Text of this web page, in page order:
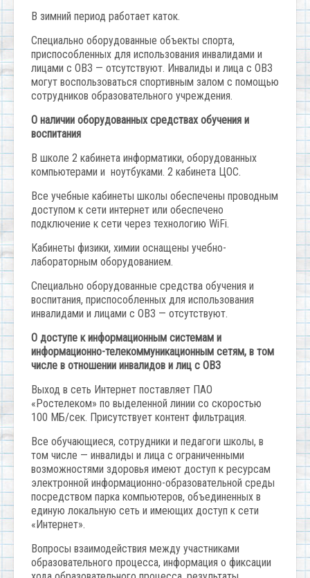
В зимний период работает каток.
Специально оборудованные объекты спорта,
приспособленных для использования инвалидами и
лицами с ОВЗ — отсутствуют. Инвалиды и лица с ОВЗ
могут воспользоваться спортивным залом с помощью
сотрудников образовательного учреждения.
О наличии оборудованных средствах обучения и
воспитания
В школе 2 кабинета информатики, оборудованных
компьютерами и ноутбуками. 2 кабинета ЦОС.
Все учебные кабинеты школы обеспечены проводным
доступом к сети интернет или обеспечено
подключение к сети через технологию WiFi.
Кабинеты физики, химии оснащены учебно-
лабораторным оборудованием.
Специально оборудованные средства обучения и
воспитания, приспособленных для использования
инвалидами и лицами с ОВЗ — отсутствуют.
О доступе к информационным системам и
информационно-телекоммуникационным сетям, в том
числе в отношении инвалидов и лиц с ОВЗ
Выход в сеть Интернет поставляет ПАО
«Ростелеком» по выделенной линии со скоростью
100 МБ/сек. Присутствует контент фильтрация.
Все обучающиеся, сотрудники и педагоги школы, в
том числе — инвалиды и лица с ограниченными
возможностями здоровья имеют доступ к ресурсам
электронной информационно-образовательной среды
посредством парка компьютеров, объединенных в
единую локальную сеть и имеющих доступ к сети
«Интернет».
Вопросы взаимодействия между участниками
образовательного процесса, информация о фиксации